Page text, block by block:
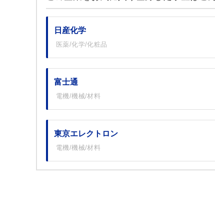
日産化学
医薬/化学/化粧品
富士通
電機/機械/材料
東京エレクトロン
電機/機械/材料